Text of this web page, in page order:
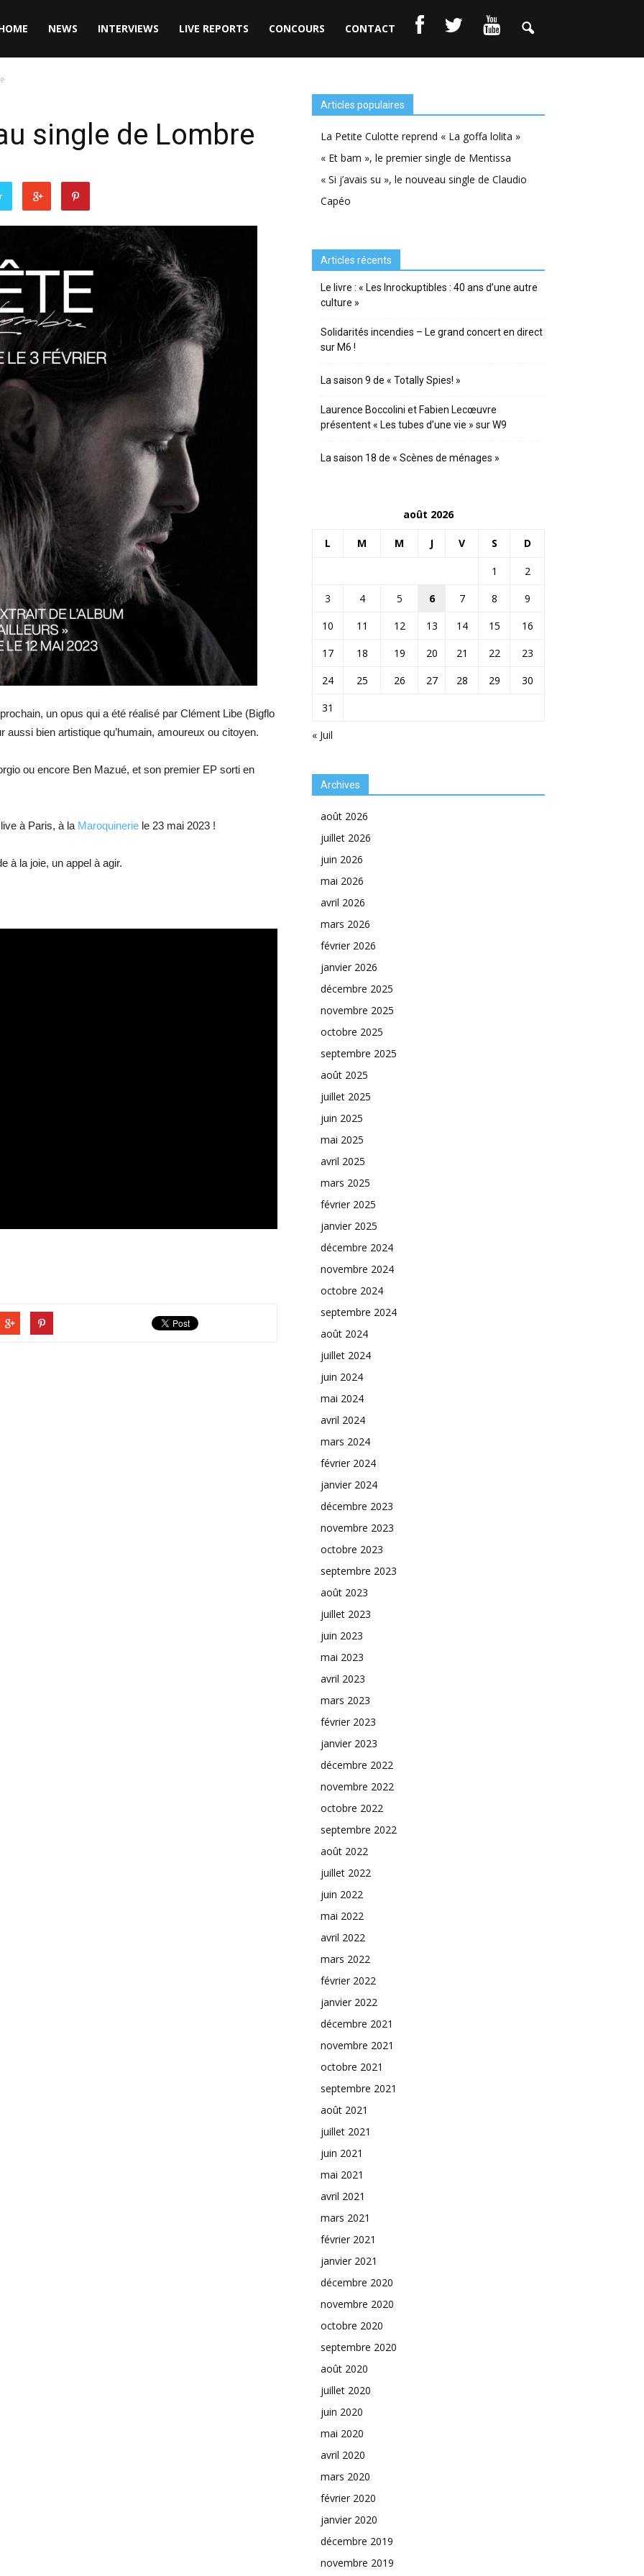
NEWS INTERVIEWS LIVE REPORTS CONCOURS CONTACT
single de Lombre
un opus qui a été réalisé par Clément Libe (Bigflo
bien artistique qu’humain, amoureux ou citoyen.
ou encore Ben Mazué, et son premier EP sorti en
à Paris, à la Maroquinerie le 23 mai 2023 !
à la joie, un appel à agir.
Articles populaires
La Petite Culotte reprend « La goffa lolita »
« Et bam », le premier single de Mentissa
« Si j’avais su », le nouveau single de Claudio
Capéo
Articles récents
Le livre : « Les Inrockuptibles : 40 ans d’une autre
culture »
Solidarités incendies – Le grand concert en direct
sur M6 !
La saison 9 de « Totally Spies! »
Laurence Boccolini et Fabien Lecœuvre
présentent « Les tubes d’une vie » sur W9
La saison 18 de « Scènes de ménages »
août 2026
L M M J V S D
« Juil
1
2
3
4 5 6 7 8
9
10
11 12 13 14 15
16
17
18 19 20 21 22
23
24
25 26 27 28 29
30
31
Archives
août 2026
juillet 2026
juin 2026
mai 2026
avril 2026
mars 2026
février 2026
janvier 2026
décembre 2025
novembre 2025
octobre 2025
septembre 2025
août 2025
juillet 2025
juin 2025
mai 2025
avril 2025
mars 2025
février 2025
janvier 2025
décembre 2024
novembre 2024
octobre 2024
septembre 2024
août 2024
juillet 2024
juin 2024
mai 2024
avril 2024
mars 2024
février 2024
janvier 2024
décembre 2023
novembre 2023
octobre 2023
septembre 2023
août 2023
juillet 2023
juin 2023
mai 2023
avril 2023
mars 2023
février 2023
janvier 2023
décembre 2022
novembre 2022
octobre 2022
septembre 2022
août 2022
juillet 2022
juin 2022
mai 2022
avril 2022
mars 2022
février 2022
janvier 2022
décembre 2021
novembre 2021
octobre 2021
septembre 2021
août 2021
juillet 2021
juin 2021
mai 2021
avril 2021
mars 2021
février 2021
janvier 2021
décembre 2020
novembre 2020
octobre 2020
septembre 2020
août 2020
juillet 2020
juin 2020
mai 2020
avril 2020
mars 2020
février 2020
janvier 2020
décembre 2019
novembre 2019